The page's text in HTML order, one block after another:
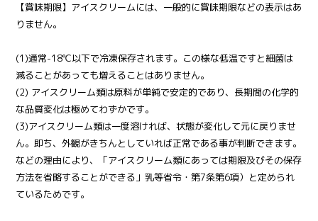
【賞味期限】アイスクリームには、一般的に賞味期限などの表示はあ
りません。
(1)通常-18℃以下で冷凍保存されます。この様な低温ですと細菌は
減ることがあっても増えることはありません。
(2) アイスクリーム類は原料が単純で安定的であり、長期間の化学的
な品質変化は極めてわずかです。
(3)アイスクリーム類は一度溶ければ、状態が変化して元に戻りませ
ん。即ち、外観がきちんとしていれば正常である事が判断できます。
などの理由により、「アイスクリーム類にあっては期限及びその保存
方法を省略することができる」乳等省令・第7条第6項）と定められ
ているためです。